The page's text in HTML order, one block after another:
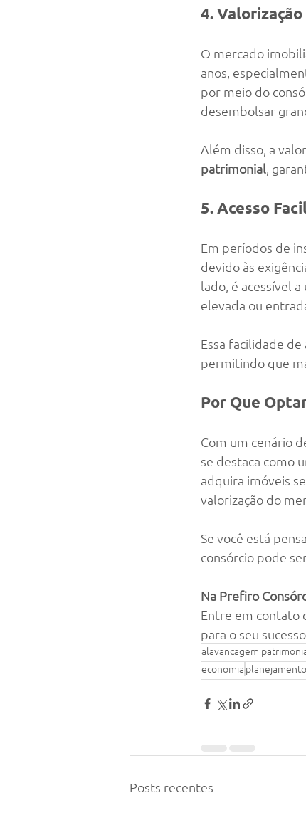
4.
O mercado
anos,
por meio do
desembolsar
Além disso, a
patrimonial,
5. Acesso
Em períodos de
devido às
lado, é acessível
elevada ou
Essa facilidade
permitindo que
Por Que
Com um cenário
se destaca como
adquira imóveis
valorização do
Se você está
consórcio pode
Na Prefiro
Entre em contato
para o seu
alavancagem
economia planejamento
Posts recentes